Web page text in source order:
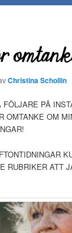
Christina Schollin
PÅ
OMTANKE OM
RUBRIKER ATT